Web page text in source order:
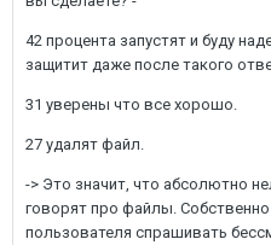
42 процента запустят и буду
защитит даже после такого
31 уверены что все хорошо.
27 удалят файл.
-> Это значит, что абсолютно
говорят про файлы. Собственно
пользователя спрашивать